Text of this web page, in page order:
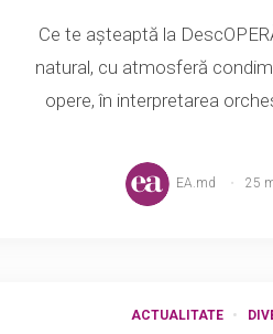
Ce te așteaptă la
natural, cu atmosferă
opere, în interpretarea
EA.md 25
ACTUALITATE